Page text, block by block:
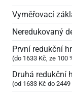
Vyměřovací
Neredukovaný
První redukční
(do 1633 Kč, ze 100
Druhá redukční
(od 1633 Kč do 2449